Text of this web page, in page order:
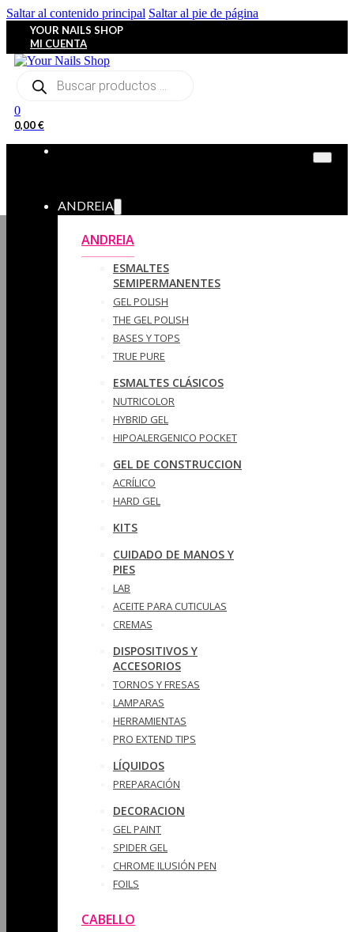
Saltar al contenido principal Saltar al pie de página
YOUR NAILS SHOP
MI CUENTA
0
0,00€
ANDREIA
ANDREIA
ESMALTES
SEMIPERMANENTES
GEL POLISH
THE GEL POLISH
BASES Y‎ TOPS
TRUE PURE
ESMALTES CLÁSICOS
NUTRICOLOR
HYBRID GEL
HIPOALERGENICO POCKET
GEL DE CONSTRUCCION
ACRÍLICO
HARD GEL
KITS
CUIDADO DE MANOS Y
PIES
LAB
ACEITE PARA CUTICULAS
CREMAS
DISPOSITIVOS Y
ACCESORIOS
TORNOS Y FRESAS
LAMPARAS
HERRAMIENTAS
PRO EXTEND TIPS
LÍQUIDOS
PREPARACIÓN
DECORACION
GEL PAINT
SPIDER GEL
CHROME ILUSIÓN PEN
FOILS
CABELLO